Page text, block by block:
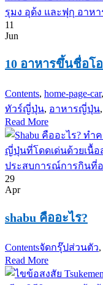
11
Jun
10 อาหารขึ้นชื่อโ
Contents, home-page-car,
ทัวร์ญี่ปุ่น, อาหารญี่ปุ่น,
Read More
29
Apr
shabu คืออะไร?
Contentsจัดกรุ๊ปส่วนตัว,
Read More